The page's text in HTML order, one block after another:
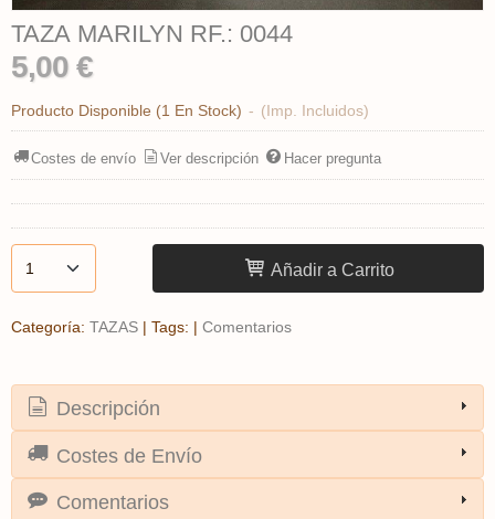
TAZA MARILYN RF.: 0044
5,00 €
Producto Disponible (1 En Stock) - (Imp. Incluidos)
Costes de envío Ver descripción Hacer pregunta
Añadir a Carrito
Categoría: TAZAS | Tags: | Comentarios
Descripción
Costes de Envío
Comentarios